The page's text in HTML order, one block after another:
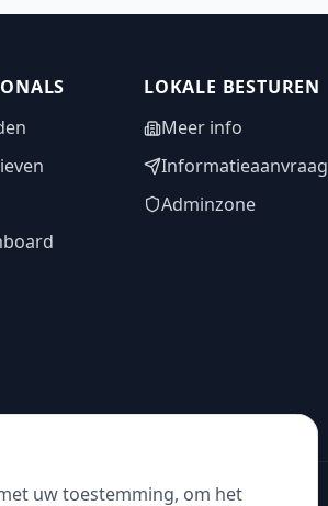
LOKALE BESTUREN
Meer info
Informatieaanvraag
Adminzone
uw toestemming, om het